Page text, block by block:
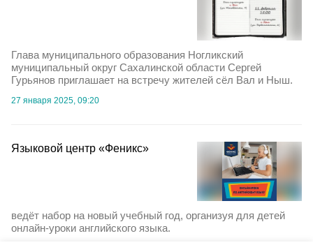
Глава муниципального образования Ногликский
муниципальный округ Сахалинской области Сергей
Гурьянов приглашает на встречу жителей сёл Вал и Ныш.
27 января 2025, 09:20
Языковой центр «Феникс»
ведёт набор на новый учебный год, организуя для детей
онлайн-уроки английского языка.